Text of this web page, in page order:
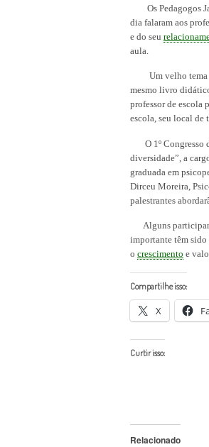
Os Pedagogos
dia falaram aos
e do seu
aula.
Um velho tema
mesmo livro
professor de escola
escola, seu local de
O 1º Congresso
diversidade”, a
graduada em
Dirceu Moreira,
palestrantes
Alguns
importante têm sido
o crescimento e
Compartilhe isso:
X
Curtir isso:
Relacionado